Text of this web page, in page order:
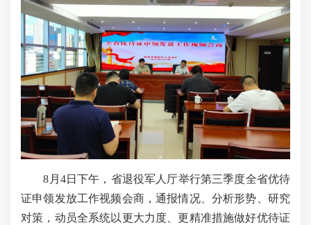
8月4日下午，省退役军人厅举行第三季度全省优待
证申领发放工作视频会商，通报情况、分析形势、研究
对策，动员全系统以更大力度、更精准措施做好优待证